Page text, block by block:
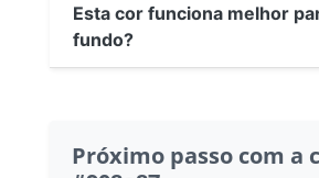
Esta cor funciona melhor
fundo?
Próximo passo com a